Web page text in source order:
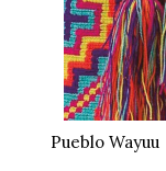
Pueblo Wayuu